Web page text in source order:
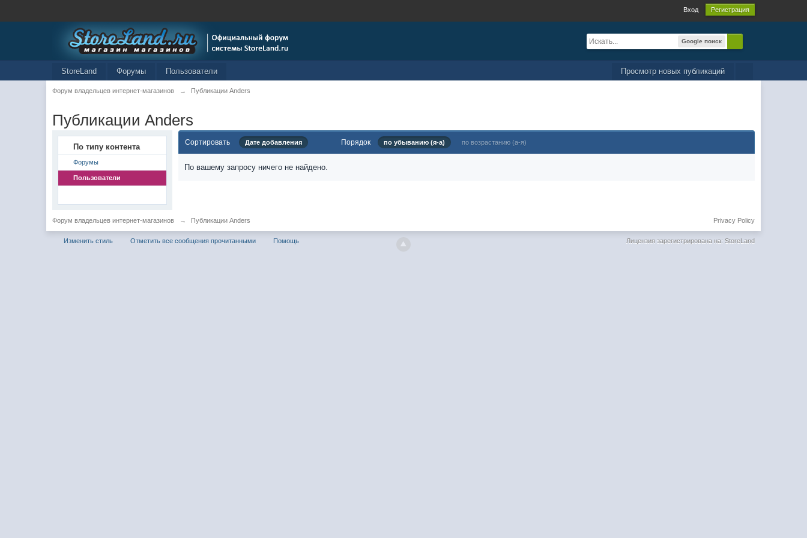
Вход Регистрация
Google поиск
Просмотр новых публикаций
StoreLand Форумы Пользователи
Форум владельцев интернет-магазинов → Публикации Anders
Публикации Anders
По типу контента
Форумы
Пользователи
Сортировать Дате добавления Порядок по убыванию (я-а) по возрастанию (а-я)
По вашему запросу ничего не найдено.
Форум владельцев интернет-магазинов → Публикации Anders Privacy Policy
Изменить стиль Отметить все сообщения прочитанными Помощь Лицензия зарегистрирована на: StoreLand